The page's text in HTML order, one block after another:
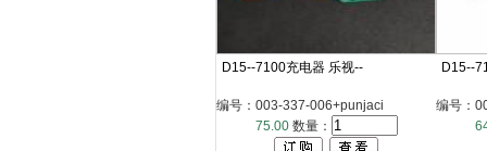
D15--7100充电器 乐视--
编号：003-337-006+punjaci
75.00数量：
D15--
编号：